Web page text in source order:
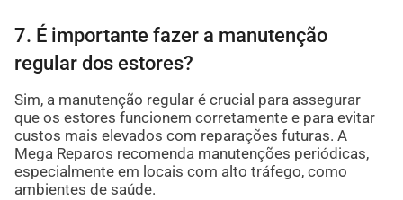
7. É importante fazer a manutenção
regular dos estores?
Sim, a manutenção regular é crucial para assegurar
que os estores funcionem corretamente e para evitar
custos mais elevados com reparações futuras. A
Mega Reparos recomenda manutenções periódicas,
especialmente em locais com alto tráfego, como
ambientes de saúde.